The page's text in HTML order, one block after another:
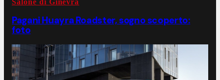
Salone di Ginevra
Pagani Huayra Roadster, sogno scoperto:
foto